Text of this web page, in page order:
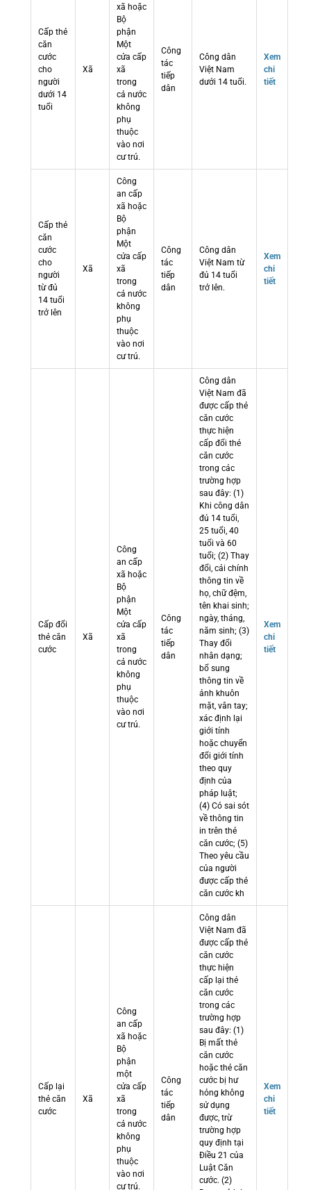
Cấp thẻ
căn
cước
cho
người
dưới 14
tuổi
Xã
xã hoặc
Bộ
phận
Một
cửa cấp
xã
trong
cả nước
không
phụ
thuộc
vào nơi
cư trú.
Công
tác
tiếp
dân
Công dân
Việt Nam
dưới 14 tuổi.
Xem
chi
tiết
Cấp thẻ
căn
cước
cho
người
từ đủ
14 tuổi
trở lên
Xã
Công
an cấp
xã hoặc
Bộ
phận
Một
cửa cấp
xã
trong
cả nước
không
phụ
thuộc
vào nơi
cư trú.
Công
tác
tiếp
dân
Công dân
Việt Nam từ
đủ 14 tuổi
trở lên.
Xem
chi
tiết
Cấp đổi
thẻ căn
cước
Xã
Công
an cấp
xã hoặc
Bộ
phận
Một
cửa cấp
xã
trong
cả nước
không
phụ
thuộc
vào nơi
cư trú.
Công
tác
tiếp
dân
Công dân
Việt Nam đã
được cấp thẻ
căn cước
thực hiện
cấp đổi thẻ
căn cước
trong các
trường hợp
sau đây: (1)
Khi công dân
đủ 14 tuổi,
25 tuổi, 40
tuổi và 60
tuổi; (2) Thay
đổi, cải chính
thông tin về
họ, chữ đệm,
tên khai sinh;
ngày, tháng,
năm sinh; (3)
Thay đổi
nhân dạng;
bổ sung
thông tin về
ảnh khuôn
mặt, vân tay;
xác định lại
giới tính
hoặc chuyển
đổi giới tính
theo quy
định của
pháp luật;
(4) Có sai sót
về thông tin
in trên thẻ
căn cước; (5)
Theo yêu cầu
của người
được cấp thẻ
căn cước kh
Xem
chi
tiết
Cấp lại
thẻ căn
cước
Xã
Công
an cấp
xã hoặc
Bộ
phận
một
cửa cấp
xã
trong
cả nước
không
phụ
thuộc
vào nơi
cư trú.
Công
tác
tiếp
dân
Công dân
Việt Nam đã
được cấp thẻ
căn cước
thực hiện
cấp lại thẻ
căn cước
trong các
trường hợp
sau đây: (1)
Bị mất thẻ
căn cước
hoặc thẻ căn
cước bị hư
hỏng không
sử dụng
được, trừ
trường hợp
quy định tại
Điều 21 của
Luật Căn
cước. (2)
Xem
chi
tiết